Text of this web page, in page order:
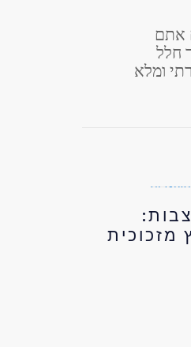
אתם
חלל
ומלא
מזכוכית